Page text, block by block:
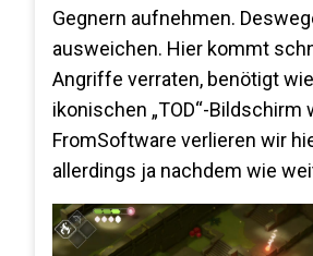
Gegnern aufnehmen.
ausweichen. Hier kommt
Angriffe verraten, benötigt
ikonischen „TOD“-
FromSoftware verlieren wir
allerdings ja nachdem wie